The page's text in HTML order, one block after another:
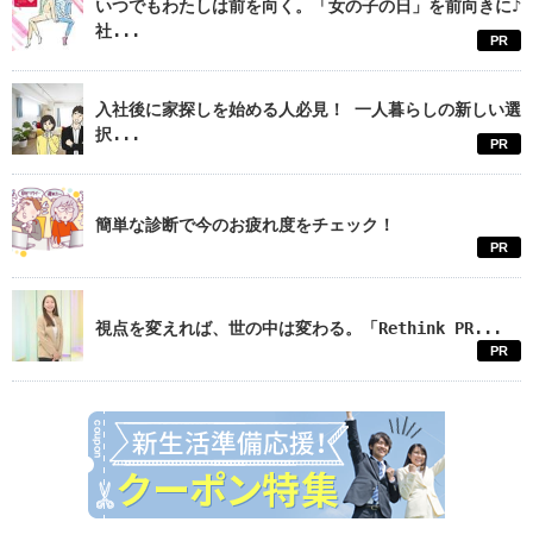
いつでもわたしは前を向く。「女の子の日」を前向きに♪
社...
PR
入社後に家探しを始める人必見！ 一人暮らしの新しい選
択...
PR
簡単な診断で今のお疲れ度をチェック！
PR
視点を変えれば、世の中は変わる。「Rethink PR...
PR